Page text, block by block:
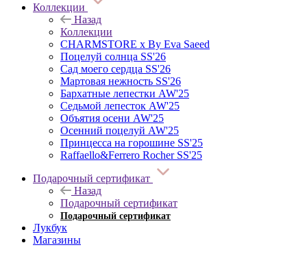
Коллекции
Назад
Коллекции
CHARMSTORE х By Eva Saeed
Поцелуй солнца SS'26
Сад моего сердца SS'26
Мартовая нежность SS'26
Бархатные лепестки AW'25
Седьмой лепесток AW'25
Объятия осени AW'25
Осенний поцелуй AW'25
Принцесса на горошине SS'25
Raffaello&Ferrero Rocher SS'25
Подарочный сертификат
Назад
Подарочный сертификат
Подарочный сертификат
Лукбук
Магазины